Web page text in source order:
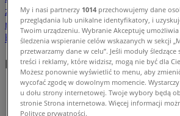
zabawkiPodróżeRestauracje i
motory i części samochodoweKsiążki
biuroweBanki i ubezpieczenia
Indeks ofert w Sieradz
Tiendeo w Sieradz»
Indeks ofert
My i nasi partnerzy 1014 przechowujemy dane
przeglądania lub unikalne identyfikatory, i
Twoim urządzeniu. Wybranie Akceptuję
śledzenia wspieranie celów wskazanych w sekcji
przetwarzamy dane w celu”. Jeśli moduły śledzące
treści i reklamy, które widzisz, mogą nie być dla
Możesz ponownie wyświetlić to menu, aby
wycofać zgodę w dowolnym momencie.
u dołu strony internetowej. Twoje wybory będą
stronie Strona internetowa. Więcej informacji
Polityce prywatności.